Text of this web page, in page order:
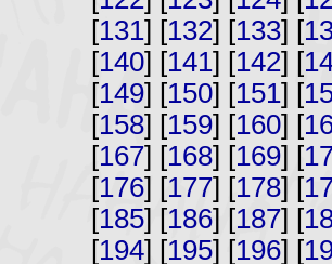
[131] [132] [133] [
[140] [141] [142] [
[149] [150] [151] [
[158] [159] [160] [
[167] [168] [169] [
[176] [177] [178] [
[185] [186] [187] [
[194] [195] [196] [